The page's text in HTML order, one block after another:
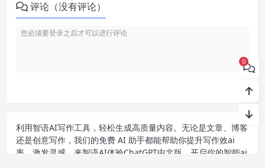
评论（没有评论）
利用智语AI写作工具，轻松生成高质量内容。无论是文章、博客
还是创意写作，我们的免费 AI 助手都能帮助你提升写作效ai
率，激发灵感。来智语AI体验ChatGPT中文版 ，开启你的智能ai
0